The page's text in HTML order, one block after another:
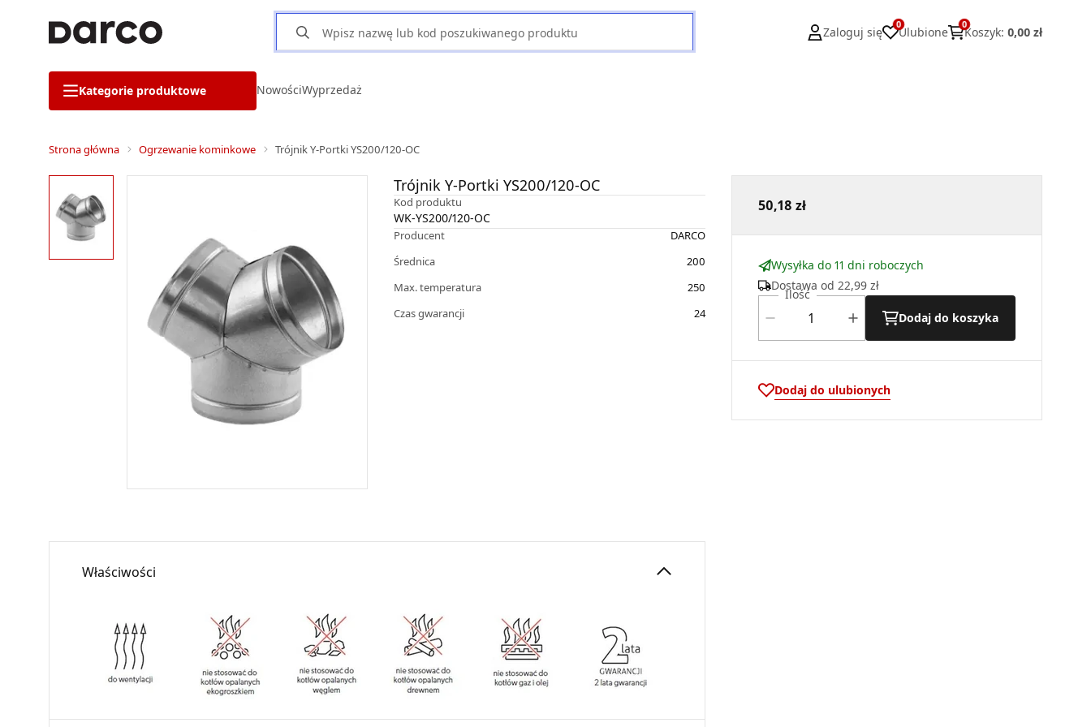
Zaloguj się
0
Ulubione
0
Koszyk: 0,00 zł
Kategorie produktowe NowościWyprzedaż
Strona główna Ogrzewanie kominkowe Trójnik Y-Portki YS200/120-OC
Trójnik Y-Portki YS200/120-OC
Kod produktu
WK-YS200/120-OC
Producent
DARCO
Średnica
200
Max. temperatura
250
Czas gwarancji
24
50,18 zł
Wysyłka do 11 dni roboczych
Dostawa od 22,99 zł
Ilość
Dodaj do koszyka
Dodaj do ulubionych
Właściwości